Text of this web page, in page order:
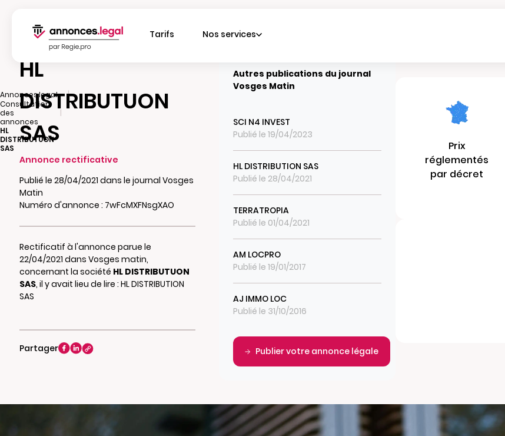
Tarifs Nos services
Annonces.legal
|
Consultation
des
annonces
|
HL
DISTRIBUTUON
SAS
HL
DISTRIBUTUON
SAS
Annonce rectificative
Publié le 28/04/2021 dans le journal Vosges
Matin
Numéro d'annonce : 7wFcMXFNsgXAO
Rectificatif à l'annonce parue le
22/04/2021 dans Vosges matin,
concernant la société HL DISTRIBUTUON
SAS, il y avait lieu de lire : HL DISTRIBUTION
SAS
Partager
Autres publications du journal
Vosges Matin
SCI N4 INVEST
Publié le 19/04/2023
HL DISTRIBUTION SAS
Publié le 28/04/2021
TERRATROPIA
Publié le 01/04/2021
AM LOCPRO
Publié le 19/01/2017
AJ IMMO LOC
Publié le 31/10/2016
Publier votre annonce légale
Prix
réglementés
par décret